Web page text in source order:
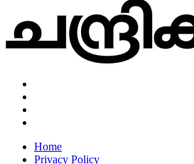
Home
Privacy Policy